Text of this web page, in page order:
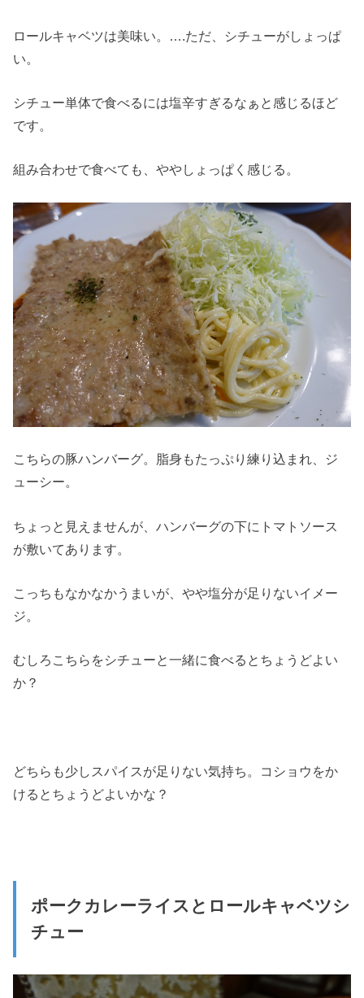
ロールキャベツは美味い。….ただ、シチューがしょっぱ
い。
シチュー単体で食べるには塩辛すぎるなぁと感じるほど
です。
組み合わせで食べても、ややしょっぱく感じる。
こちらの豚ハンバーグ。脂身もたっぷり練り込まれ、ジ
ューシー。
ちょっと見えませんが、ハンバーグの下にトマトソース
が敷いてあります。
こっちもなかなかうまいが、やや塩分が足りないイメー
ジ。
むしろこちらをシチューと一緒に食べるとちょうどよい
か？
どちらも少しスパイスが足りない気持ち。コショウをか
けるとちょうどよいかな？
ポークカレーライスとロールキャベツシ
チュー